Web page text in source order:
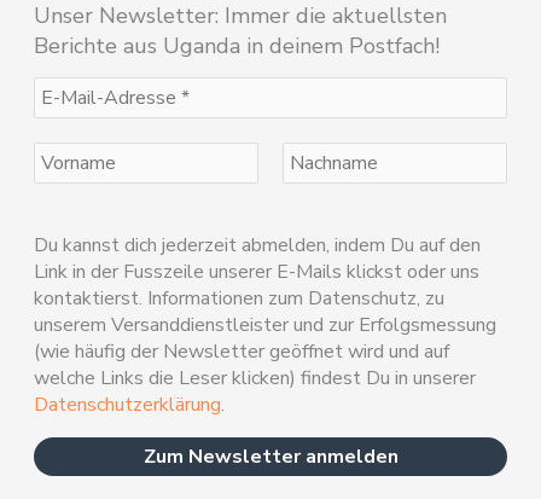
Unser Newsletter: Immer die aktuellsten
Berichte aus Uganda in deinem Postfach!
Du kannst dich jederzeit abmelden, indem Du auf den
Link in der Fusszeile unserer E-Mails klickst oder uns
kontaktierst. Informationen zum Datenschutz, zu
unserem Versanddienstleister und zur Erfolgsmessung
(wie häufig der Newsletter geöffnet wird und auf
welche Links die Leser klicken) findest Du in unserer
Datenschutzerklärung.